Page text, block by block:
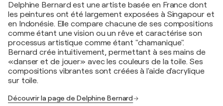
Delphine Bernard est une artiste basée en France dont
les peintures ont été largement exposées à Singapour et
en Indonésie. Elle compare chacune de ses compositions
comme étant une vision ou un rêve et caractérise son
processus artistique comme étant "chamanique".
Bernard crée intuitivement, permettant à ses mains de
«danser et de jouer» avec les couleurs de la toile. Ses
compositions vibrantes sont créées à l'aide d'acrylique
sur toile.
Découvrir la page de Delphine Bernard